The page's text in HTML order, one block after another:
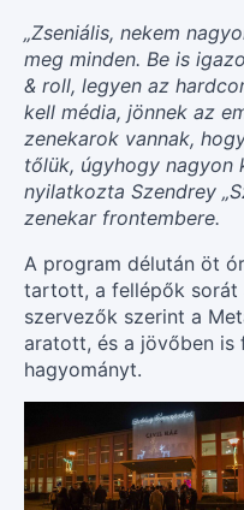
„Zseniális, nekem
meg minden. Be is
& roll, legyen az
kell média, jönnek az
zenekarok vannak,
tőlük, úgyhogy nagyon
nyilatkozta Szendrey
zenekar frontembere.
A program délután öt
tartott, a fellépők sorát
szervezők szerint a
aratott, és a jövőben is
hagyományt.